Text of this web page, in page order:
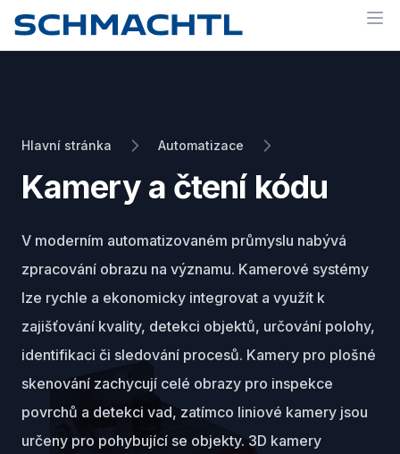
Hlavní stránka Automatizace
Kamery a čtení kódu
V moderním automatizovaném průmyslu nabývá
zpracování obrazu na významu. Kamerové systémy
lze rychle a ekonomicky integrovat a využít k
zajišťování kvality, detekci objektů, určování polohy,
identifikaci či sledování procesů. Kamery pro plošné
skenování zachycují celé obrazy pro inspekce
povrchů a detekci vad, zatímco liniové kamery jsou
určeny pro pohybující se objekty. 3D kamery